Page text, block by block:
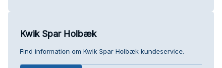
Kwik Spar Holbæk
Find information om Kwik Spar Holbæk kundeservice.